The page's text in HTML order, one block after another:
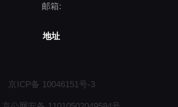
邮箱:
地址
京ICP备 10046151号-3